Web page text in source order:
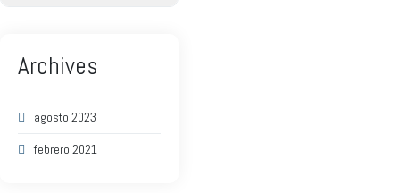
Archives
agosto 2023
febrero 2021